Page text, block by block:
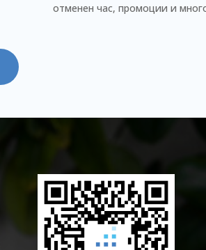
отменен час, промоции и